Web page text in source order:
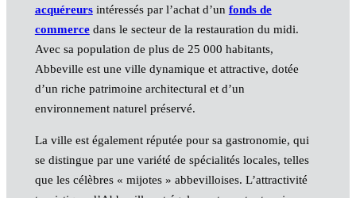
acquéreursintéressés par l’achat d’un fonds de
commercedans le secteur de la restauration du midi.
Avec sa population de plus de 25 000 habitants,
Abbeville est une ville dynamique et attractive, dotée
d’un riche patrimoine architectural et d’un
environnement naturel préservé.
La ville est également réputée pour sa gastronomie, qui
se distingue par une variété de spécialités locales, telles
que les célèbres « mijotes » abbevilloises. L’attractivité